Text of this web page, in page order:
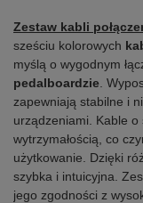
Zestaw kabli
sześciu kolorowych
myślą o wygodnym
pedalboardzie .
zapewniają stabilne i
urządzeniami. Kable
wytrzymałością, co
użytkowanie. Dzięki
szybka i intuicyjna.
jego zgodności z